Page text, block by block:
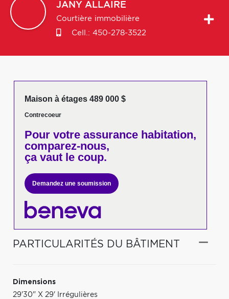
JANY ALLAIRE
Courtière immobilière
Cell.: 450-278-3522
Maison à étages 489 000 $
Contrecoeur
Pour votreassurance habitation,
comparez-nous,
ça vaut le coup.
Demandez une soumission
PARTICULARITÉS DU BÂTIMENT
Dimensions
29'30" X 29' Irrégulières